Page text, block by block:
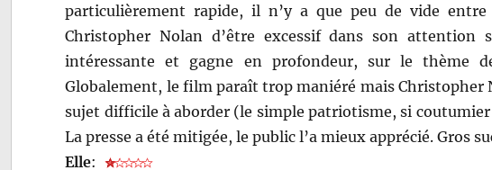
particulièrement rapide, il n’y a que peu de vide
Christopher Nolan d’être excessif dans son
intéressante et gagne en profondeur, sur le thème
Globalement, le film paraît trop maniéré mais Christopher
sujet difficile à aborder (le simple patriotisme, si
La presse a été mitigée, le public l’a mieux apprécié. Gros
Elle: